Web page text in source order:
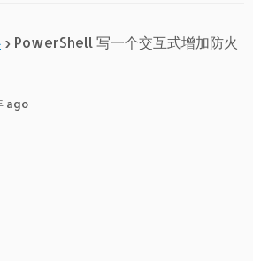
› PowerShell 写一个交互式增加防火
ago